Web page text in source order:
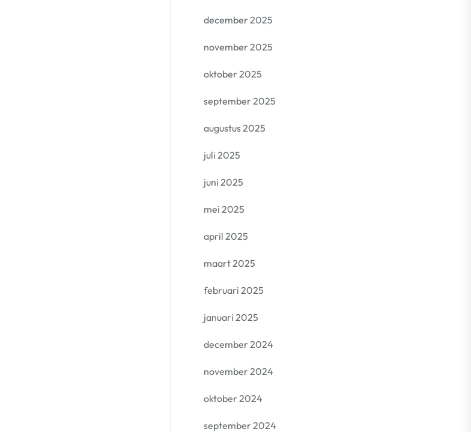
december 2025
november 2025
oktober 2025
september 2025
augustus 2025
juli 2025
juni 2025
mei 2025
april 2025
maart 2025
februari 2025
januari 2025
december 2024
november 2024
oktober 2024
september 2024